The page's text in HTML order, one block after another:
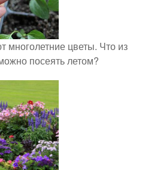
многолетние цветы. Что из
посеять летом?